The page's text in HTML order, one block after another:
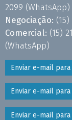
2099 (WhatsApp)
Negociação:
Comercial: (15)
(WhatsApp)
Enviar e-mail para
Enviar e-mail
Enviar e-mail